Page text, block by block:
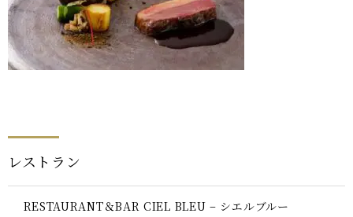
レストラン
RESTAURANT＆BAR CIEL BLEU – シエルブルー